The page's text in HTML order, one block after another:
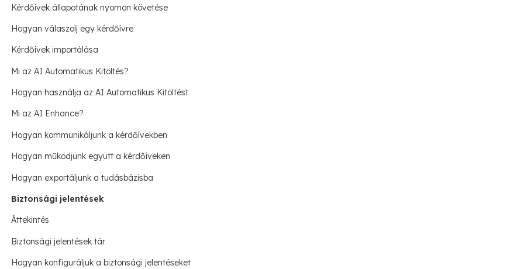
Kérdőívek állapotának nyomon követése
Hogyan válaszolj egy kérdőívre
Kérdőívek importálása
Mi az AI Automatikus Kitöltés?
Hogyan használja az AI Automatikus Kitöltést
Mi az AI Enhance?
Hogyan kommunikáljunk a kérdőívekben
Hogyan működjünk együtt a kérdőíveken
Hogyan exportáljunk a tudásbázisba
Biztonsági jelentések
Áttekintés
Biztonsági jelentések tár
Hogyan konfiguráljuk a biztonsági jelentéseket